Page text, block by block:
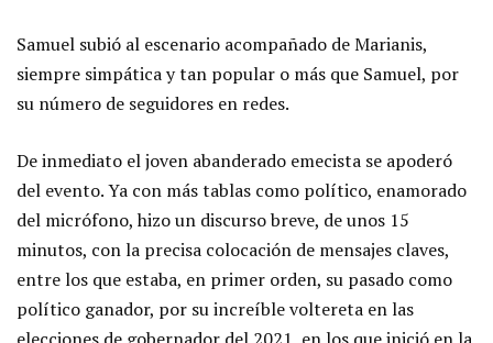
Samuel subió al escenario acompañado de Marianis,
siempre simpática y tan popular o más que Samuel, por
su número de seguidores en redes.
De inmediato el joven abanderado emecista se apoderó
del evento. Ya con más tablas como político, enamorado
del micrófono, hizo un discurso breve, de unos 15
minutos, con la precisa colocación de mensajes claves,
entre los que estaba, en primer orden, su pasado como
político ganador, por su increíble voltereta en las